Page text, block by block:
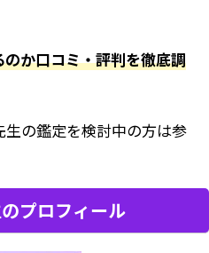
か口コミ・評判を徹底調
生の鑑定を検討中の方は参
プロフィール